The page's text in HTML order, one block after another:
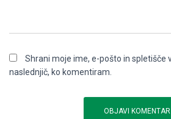
Shrani moje ime, e-pošto in spletišče
naslednjič, ko komentiram.